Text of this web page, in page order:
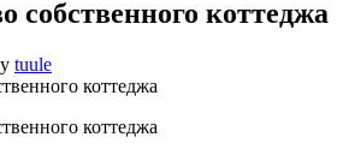
собственного коттеджа
tuule